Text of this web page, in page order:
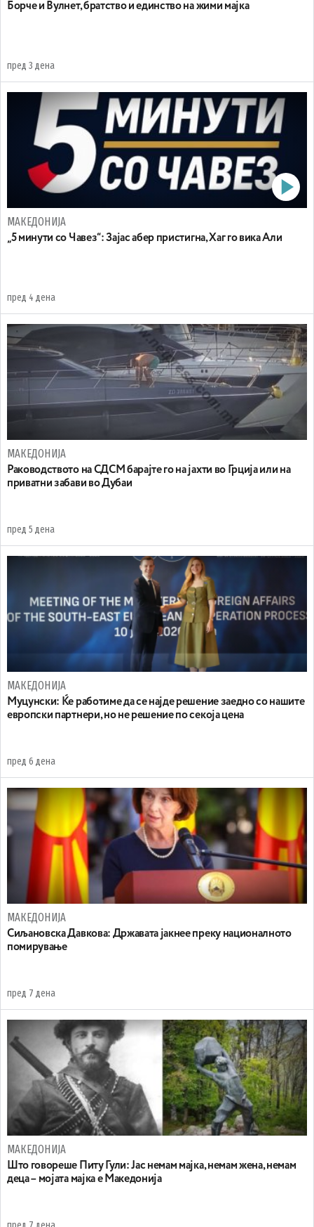
Борче и Вулнет, братство и единство на жими мајка
пред 3 дена
МАКЕДОНИЈА
„5 минути со Чавез“: Зајас абер пристигна, Хаг го вика Али
пред 4 дена
МАКЕДОНИЈА
Раководството на СДСМ барајте го на јахти во Грција или на
приватни забави во Дубаи
пред 5 дена
МАКЕДОНИЈА
Муцунски: Ќе работиме да се најде решение заедно со нашите
европски партнери, но не решение по секоја цена
пред 6 дена
МАКЕДОНИЈА
Сиљановска Давкова: Државата јакнее преку националното
помирување
пред 7 дена
МАКЕДОНИЈА
Што говореше Питу Гули: Јас немам мајка, немам жена, немам
деца – мојата мајка е Македонија